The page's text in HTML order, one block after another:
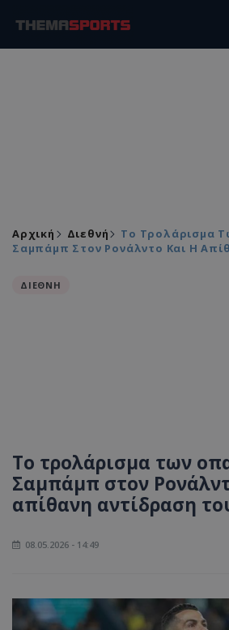
Αρχική Διεθνή
Το Τρολάρισμα
Σαμπάμπ Στον Ρονάλντο Και Η
ΔΙΕΘΝΗ
Το τρολάρισμα των
Σαμπάμπ στον
απίθανη αντίδραση
08.05.2026 - 14:49